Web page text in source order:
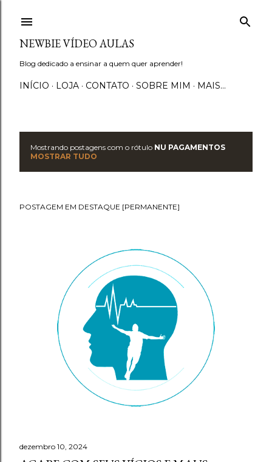
NEWBIE VÍDEO AULAS
Blog dedicado a ensinar a quem quer aprender!
INÍCIO LOJA CONTATO SOBRE MIM MAIS…
s
Mostrando postagens com o rótulo NU PAGAMENTOS
MOSTRAR TUDO
POSTAGEM EM DESTAQUE [PERMANENTE]
dezembro 10, 2024